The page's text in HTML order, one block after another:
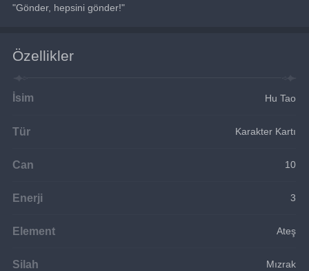
"Gönder, hepsini gönder!"
Özellikler
İsim Hu Tao
Tür Karakter Kartı
Can 10
Enerji 3
Element Ateş
Silah Mızrak